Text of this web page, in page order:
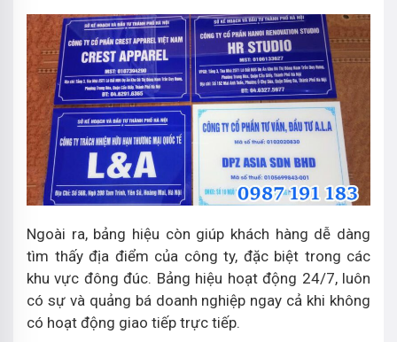
Ngoài ra, bảng hiệu còn giúp khách hàng dễ dàng
tìm thấy địa điểm của công ty, đặc biệt trong các
khu vực đông đúc. Bảng hiệu hoạt động 24/7, luôn
có sự và quảng bá doanh nghiệp ngay cả khi không
có hoạt động giao tiếp trực tiếp.